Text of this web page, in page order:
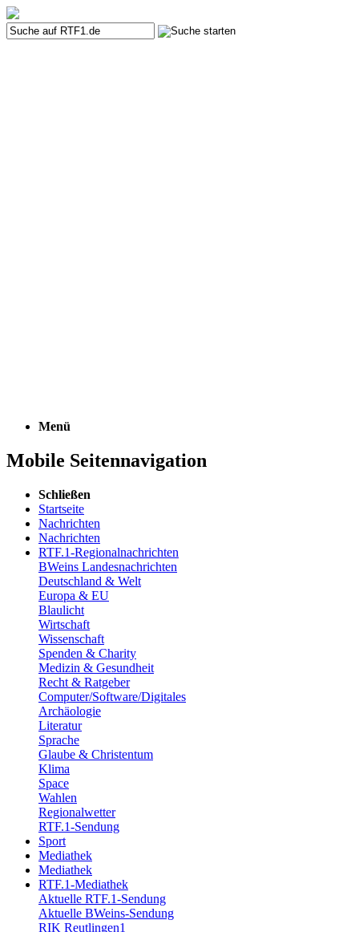
Menü
Mobile Seitennavigation
Schließen
Startseite
Nachrichten
Nachrichten
RTF.1-Regionalnachrichten
BWeins Landesnachrichten
Deutschland & Welt
Europa & EU
Blaulicht
Wirtschaft
Wissenschaft
Spenden & Charity
Medizin & Gesundheit
Recht & Ratgeber
Computer/Software/Digitales
Archäologie
Literatur
Sprache
Glaube & Christentum
Klima
Space
Wahlen
Regionalwetter
RTF.1-Sendung
Sport
Mediathek
Mediathek
RTF.1-Mediathek
Aktuelle RTF.1-Sendung
Aktuelle BWeins-Sendung
RIK Reutlingen1